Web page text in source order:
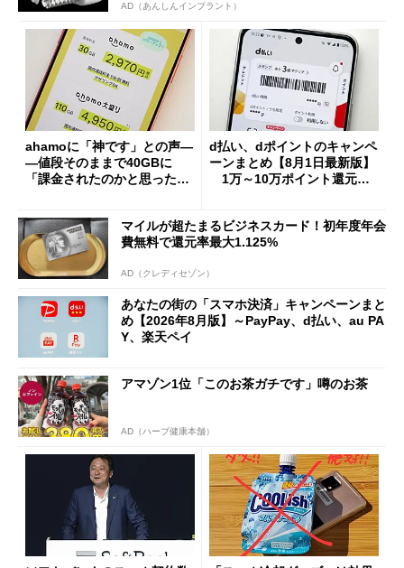
AD（あんしんインプラント）
ahamoに「神です」との声―
―値段そのままで40GBに
「課金されたのかと思った」
d払い、dポイントのキャンペ
ーンまとめ【8月1日最新版】
1万～10万ポイント還元の
マイルが超たまるビジネスカード！初年度年会
費無料で還元率最大1.125%
AD（クレディセゾン）
あなたの街の「スマホ決済」キャンペーンまと
め【2026年8月版】～PayPay、d払い、au PA
Y、楽天ペイ
アマゾン1位「このお茶ガチです」噂のお茶
AD（ハーブ健康本舗）